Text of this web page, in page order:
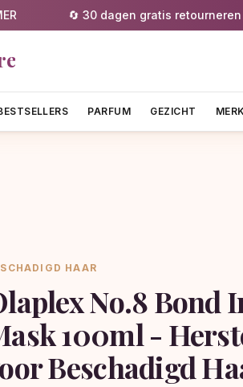
🔄 30 dagen gratis retourneren
PARFUM GEZICHT
HAAR
No.8 Bond
100ml -
Beschadigd